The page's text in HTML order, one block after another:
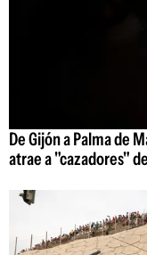
De Gijón a Palma de
atrae a "cazadores"